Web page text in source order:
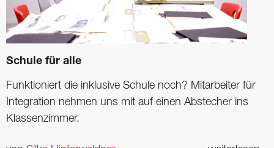
Schule für alle
Funktioniert die inklusive Schule noch? Mitarbeiter für
Integration nehmen uns mit auf einen Abstecher ins
Klassenzimmer.